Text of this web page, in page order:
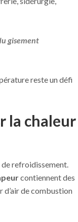
gisement
reste un défi
la chaleur
de refroidissement.
contiennent des
d’air de combustion